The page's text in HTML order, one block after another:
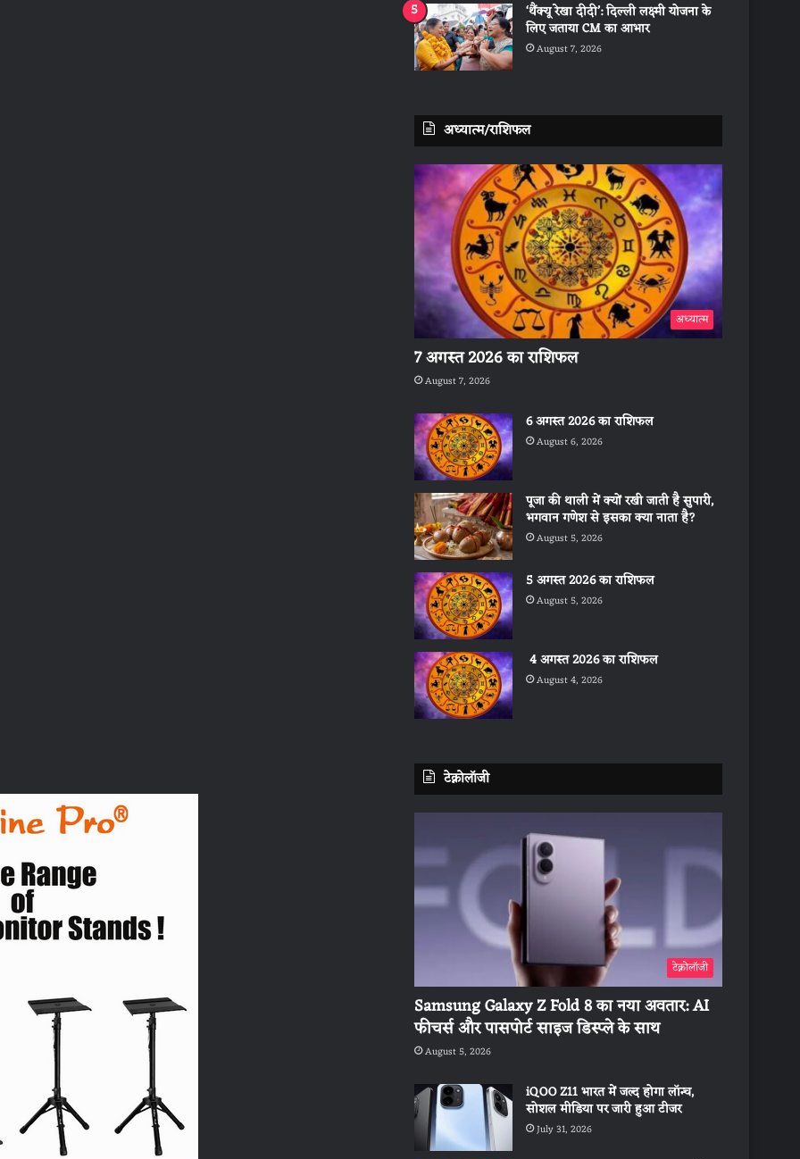
‘थैंक्यू रेखा दीदी’: दिल्ली लक्ष्मी योजना के
लिए जताया CM का आभार
August 7, 2026
अध्यात्म/राशिफल
अध्यात्म
7 अगस्त 2026 का राशिफल
August 7, 2026
6 अगस्त 2026 का राशिफल
August 6, 2026
पूजा की थाली में क्यों रखी जाती है सुपारी,
भगवान गणेश से इसका क्या नाता है?
August 5, 2026
5 अगस्त 2026 का राशिफल
August 5, 2026
4 अगस्त 2026 का राशिफल
August 4, 2026
टेक्नोलॉजी
टेक्नोलॉजी
Samsung Galaxy Z Fold 8 का नया अवतार: AI
फीचर्स और पासपोर्ट साइज डिस्प्ले के साथ
August 5, 2026
iQOO Z11 भारत में जल्द होगा लॉन्च,
सोशल मीडिया पर जारी हुआ टीजर
July 31, 2026